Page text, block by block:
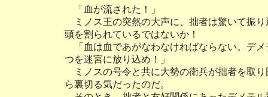
「血が流された！」
ミノス王の突然の大声に、拙者は驚いて振
頭を割られているではないか！
「血は血であがなわなければならない。デ
つを迷宮に放り込め！」
ミノスの号令と共に大勢の衛兵が拙者を取
ら裏切る気だったのだ。